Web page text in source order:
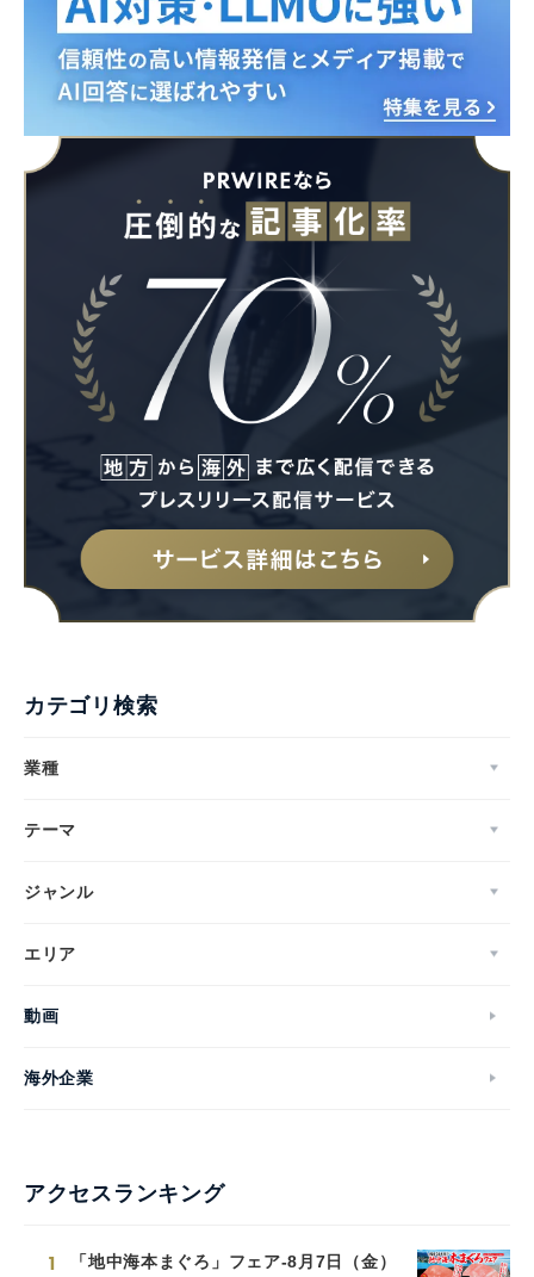
カテゴリ検索
業種
テーマ
ジャンル
エリア
動画
海外企業
アクセスランキング
1
「地中海本まぐろ」フェア-8月7日（金）